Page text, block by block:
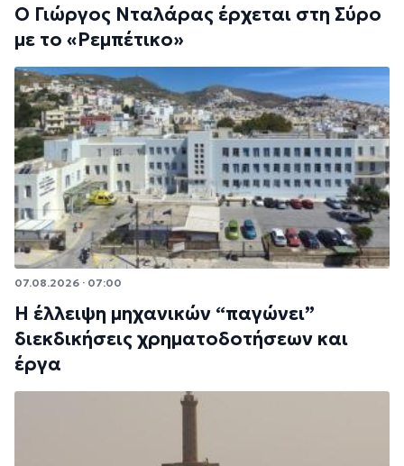
Ο Γιώργος Νταλάρας έρχεται στη Σύρο
με το «Ρεμπέτικο»
07.08.2026 · 07:00
Η έλλειψη μηχανικών “παγώνει”
διεκδικήσεις χρηματοδοτήσεων και
έργα